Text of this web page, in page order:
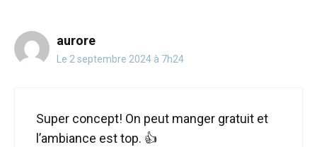
aurore
Le 2 septembre 2024 à 7h24
Super concept! On peut manger gratuit et
l’ambiance est top. 👍